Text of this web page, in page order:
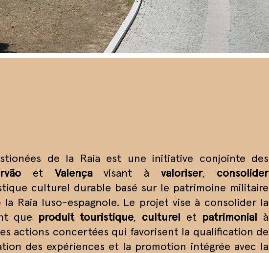
de la Raia est une initiative conjointe des
et Valençavisant àvaloriser, consolider
culturel durable basé sur le patrimoine militaire
la Raia luso-espagnole. Le projet vise à consolider la
que produit touristique, culturel et patrimonial
à
actions concertées qui favorisent la qualification de
des expériences et la promotion intégrée avec la